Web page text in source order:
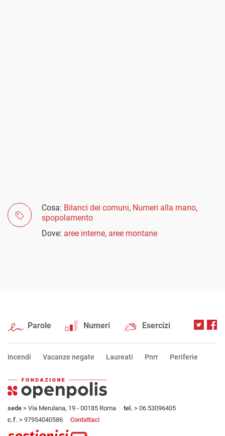
Cosa: Bilanci dei comuni, Numeri alla mano,
spopolamento
Dove: aree interne, aree montane
Parole Numeri Esercizi
Incendi Vacanze negate Laureati Pnrr Periferie
sede > Via Merulana, 19 - 00185 Roma tel. > 06.53096405
c.f. > 97954040586 Contattaci